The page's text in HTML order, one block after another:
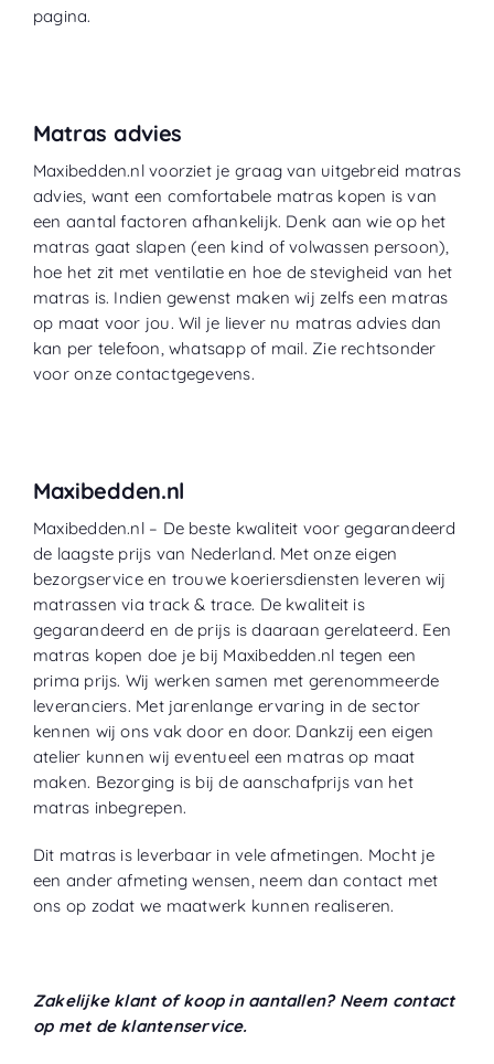
pagina.
Matras advies
Maxibedden.nl voorziet je graag van uitgebreid matras
advies, want een comfortabele matras kopen is van
een aantal factoren afhankelijk. Denk aan wie op het
matras gaat slapen (een kind of volwassen persoon),
hoe het zit met ventilatie en hoe de stevigheid van het
matras is. Indien gewenst maken wij zelfs een matras
op maat voor jou. Wil je liever nu matras advies dan
kan per telefoon, whatsapp of mail. Zie rechtsonder
voor onze contactgegevens.
Maxibedden.nl
Maxibedden.nl – De beste kwaliteit voor gegarandeerd
de laagste prijs van Nederland. Met onze eigen
bezorgservice en trouwe koeriersdiensten leveren wij
matrassen via track & trace. De kwaliteit is
gegarandeerd en de prijs is daaraan gerelateerd. Een
matras kopen doe je bij Maxibedden.nl tegen een
prima prijs. Wij werken samen met gerenommeerde
leveranciers. Met jarenlange ervaring in de sector
kennen wij ons vak door en door. Dankzij een eigen
atelier kunnen wij eventueel een matras op maat
maken. Bezorging is bij de aanschafprijs van het
matras inbegrepen.
Dit matras is leverbaar in vele afmetingen. Mocht je
een ander afmeting wensen, neem dan contact met
ons op zodat we maatwerk kunnen realiseren.
Zakelijke klant of koop in aantallen? Neem contact
op met de klantenservice.